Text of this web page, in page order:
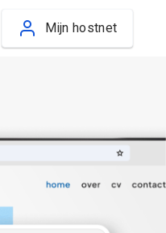
Mijn hostnet